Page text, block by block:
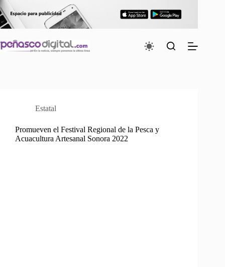
Saltar
al
contenido
Estatal
Promueven el Festival Regional de la Pesca y
Acuacultura Artesanal Sonora 2022